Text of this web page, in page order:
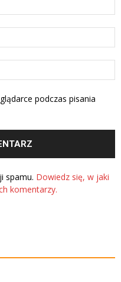
podczas pisania
spamu. Dowiedz się, w jaki
komentarzy.